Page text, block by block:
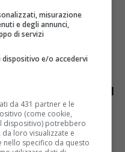
fa
29 anni dopo la
di Osoppo
viaggio annullato per il
sui cavalli
fa
Giulia, primo caso: 70enne
misurazione
e degli annunci,
di servizi
e/o accedervi
da 431 partner e le
(come cookie,
dispositivo) potrebbero
loro visualizzate e
nello specifico da questo